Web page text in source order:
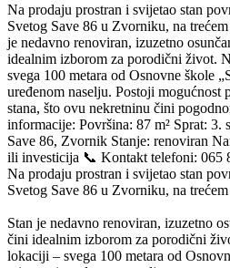
Na prodaju prostran i svijetao stan
Svetog Save 86 u Zvorniku, na
je nedavno renoviran, izuzetno
idealnim izborom za porodični život.
svega 100 metara od Osnovne škole
uređenom naselju. Postoji mogućnost
stana, što ovu nekretninu čini
informacije: Površina: 87 m² Sprat:
Save 86, Zvornik Stanje: renoviran
ili investicija 📞 Kontakt telefoni: 065
Na prodaju prostran i svijetao stan
Svetog Save 86 u Zvorniku, na trećem
Stan je nedavno renoviran, izuzetno
čini idealnim izborom za porodični
lokaciji – svega 100 metara od